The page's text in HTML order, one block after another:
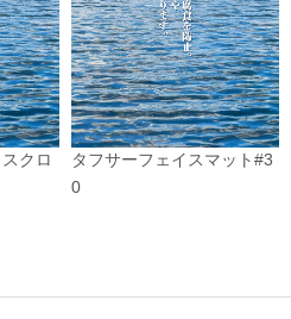
クロ
タフサーフェイスマット#3
0